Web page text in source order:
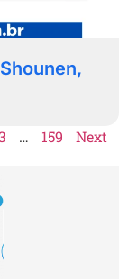
… 159 Next